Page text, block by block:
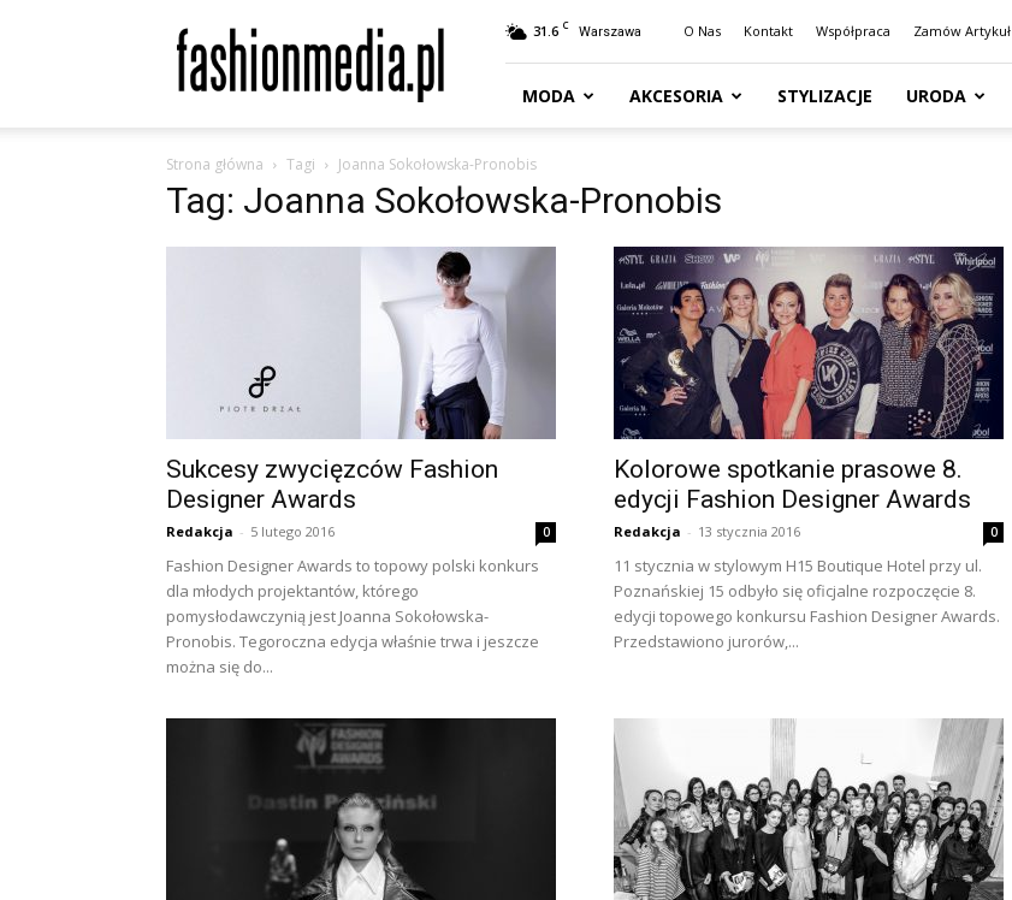
Moda
Styl
|
Trendy
|
31.6 C Warszawa O Nas Kontakt Współpraca Zamów Artykuł
MODA AKCESORIA STYLIZACJE URODA
Strona główna Tagi Joanna Sokołowska-Pronobis
Tag: Joanna Sokołowska-Pronobis
Sukcesy zwycięzców Fashion
Designer Awards
Redakcja - 5 lutego 2016 0
Fashion Designer Awards to topowy polski konkurs
dla młodych projektantów, którego
pomysłodawczynią jest Joanna Sokołowska-
Pronobis. Tegoroczna edycja właśnie trwa i jeszcze
można się do...
Kolorowe spotkanie prasowe 8.
edycji Fashion Designer Awards
Redakcja - 13 stycznia 2016 0
11 stycznia w stylowym H15 Boutique Hotel przy ul.
Poznańskiej 15 odbyło się oficjalne rozpoczęcie 8.
edycji topowego konkursu Fashion Designer Awards.
Przedstawiono jurorów,...